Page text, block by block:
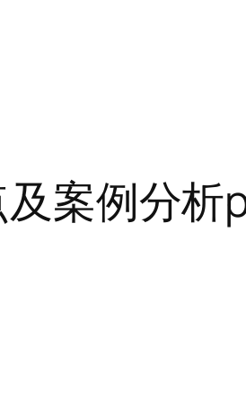
案例分析